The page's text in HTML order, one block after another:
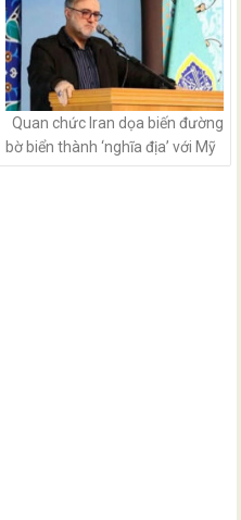
Quan chức Iran dọa biến đường
bờ biển thành ‘nghĩa địa’ với Mỹ